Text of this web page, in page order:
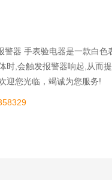
警器 手表验电器是一款白色
时,会触发报警器响起,从而
迎您光临，竭诚为您服务!